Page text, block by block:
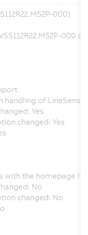
000)
000
handling of
Yes
changed: Yes
with the homepage
No
changed: No